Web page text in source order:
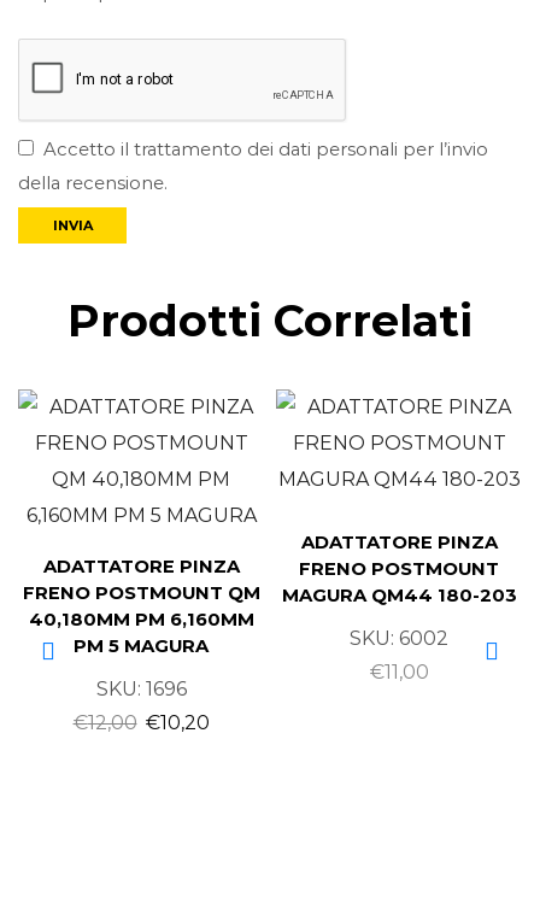
Accetto il trattamento dei dati personali per l’invio
della recensione.
Prodotti Correlati
ADATTATORE PINZA
FRENO POSTMOUNT QM
40,180MM PM 6,160MM
PM 5 MAGURA
SKU: 1696
€12,00 €10,20
ADATTATORE PINZA
FRENO POSTMOUNT
MAGURA QM44 180-203
SKU: 6002
€11,00